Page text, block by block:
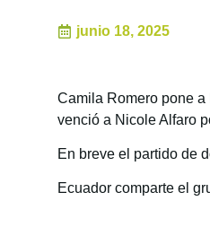
junio 18, 2025
Camila Romero pone
venció a Nicole Alfaro
En breve el partido de
Ecuador comparte el